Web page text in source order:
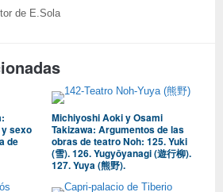
de E.Sola
sexo
de
Michiyoshi Aoki y Osami
Takizawa: Argumentos de las
obras de teatro Noh: 125. Yuki
(雪). 126. Yugyōyanagi (遊行柳).
127. Yuya (熊野).